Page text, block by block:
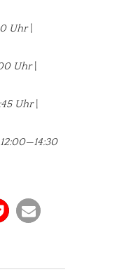
und
letzten Monaten
schätzen,
Uhr|
Uhr|
Uhr|